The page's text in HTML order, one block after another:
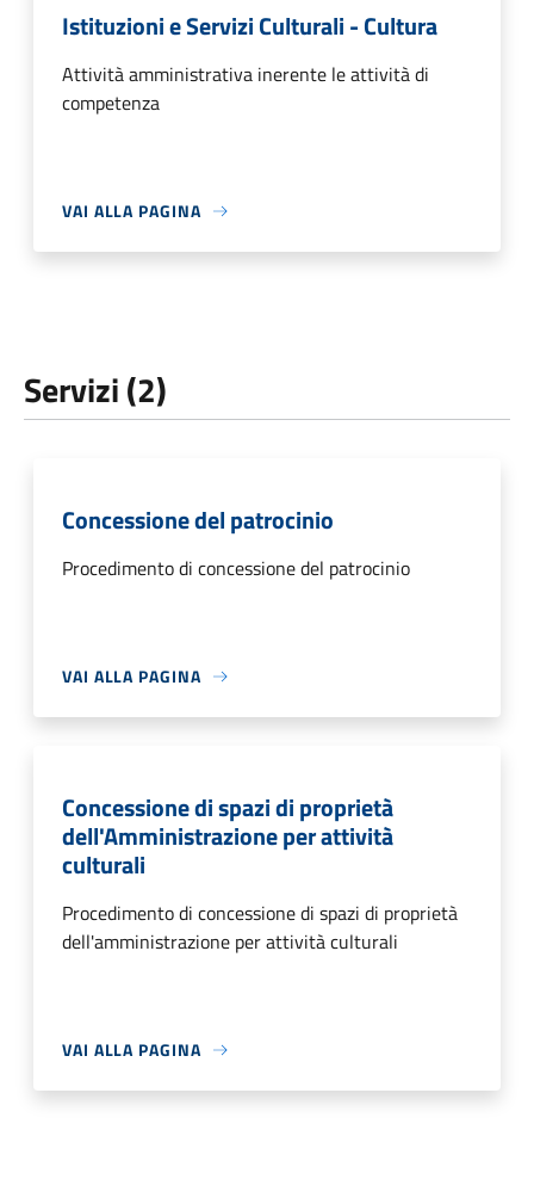
Istituzioni e Servizi Culturali - Cultura
Attività amministrativa inerente le attività di
competenza
VAI ALLA PAGINA
Servizi (2)
Concessione del patrocinio
Procedimento di concessione del patrocinio
VAI ALLA PAGINA
Concessione di spazi di proprietà
dell'Amministrazione per attività
culturali
Procedimento di concessione di spazi di proprietà
dell'amministrazione per attività culturali
VAI ALLA PAGINA